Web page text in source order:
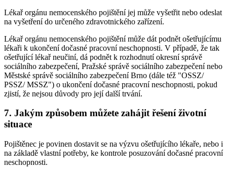
Lékař orgánu nemocenského pojištění jej může vyšetřit nebo odeslat
na vyšetření do určeného zdravotnického zařízení.
Lékař orgánu nemocenského pojištění může dát podnět ošetřujícímu
lékaři k ukončení dočasné pracovní neschopnosti. V případě, že tak
ošetřující lékař neučiní, dá podnět k rozhodnutí okresní správě
sociálního zabezpečení, Pražské správě sociálního zabezpečení nebo
Městské správě sociálního zabezpečení Brno (dále též "OSSZ/
PSSZ/ MSSZ") o ukončení dočasné pracovní neschopnosti, pokud
zjistí, že nejsou důvody pro její další trvání.
7. Jakým způsobem můžete zahájit řešení životní
situace
Pojištěnec je povinen dostavit se na výzvu ošetřujícího lékaře, nebo i
na základě vlastní potřeby, ke kontrole posuzování dočasné pracovní
neschopnosti.